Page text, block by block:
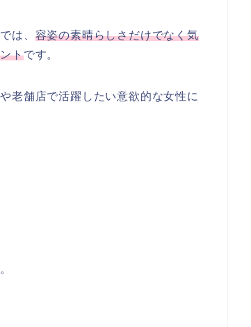
は、 容姿の素晴らしさだけでなく気
トです。
老舗店で活躍したい意欲的な女性に